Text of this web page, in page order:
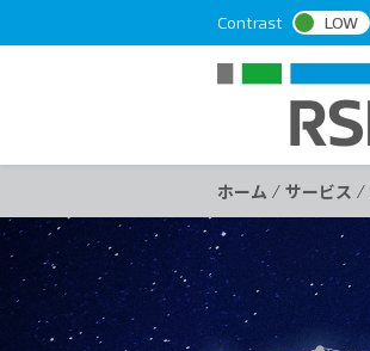
k
o
n
e
n
Contrast LOW
ホーム / サービス /